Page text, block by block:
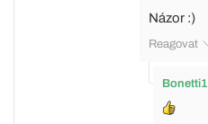
Názor :)
Reagovat
Bonetti1